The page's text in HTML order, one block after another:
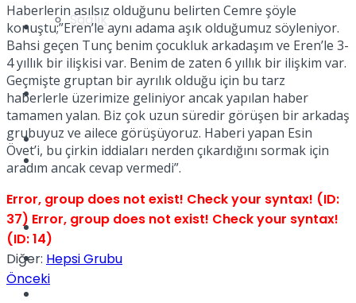
Sağlık
TV
Kadınca
Müzik
Sinema
Tatil
Spor
Haberlerin asılsız olduğunu belirten Cemre şöyle
konuştu;”Eren’le aynı adama aşık olduğumuz söyleniyor.
Bahsi geçen Tunç benim çocukluk arkadaşım ve Eren’le 3-
4 yıllık bir ilişkisi var. Benim de zaten 6 yıllık bir ilişkim var.
Geçmişte gruptan bir ayrılık olduğu için bu tarz
haberlerle üzerimize geliniyor ancak yapılan haber
tamamen yalan. Biz çok uzun süredir görüşen bir arkadaş
grubuyuz ve ailece görüşüyoruz. Haberi yapan Esin
Övet’i, bu çirkin iddiaları nerden çıkardığını sormak için
aradım ancak cevap vermedi”.
Error, group does not exist! Check your syntax! (ID:
37) Error, group does not exist! Check your syntax!
(ID: 14)
Diğer: Hepsi Grubu
Önceki